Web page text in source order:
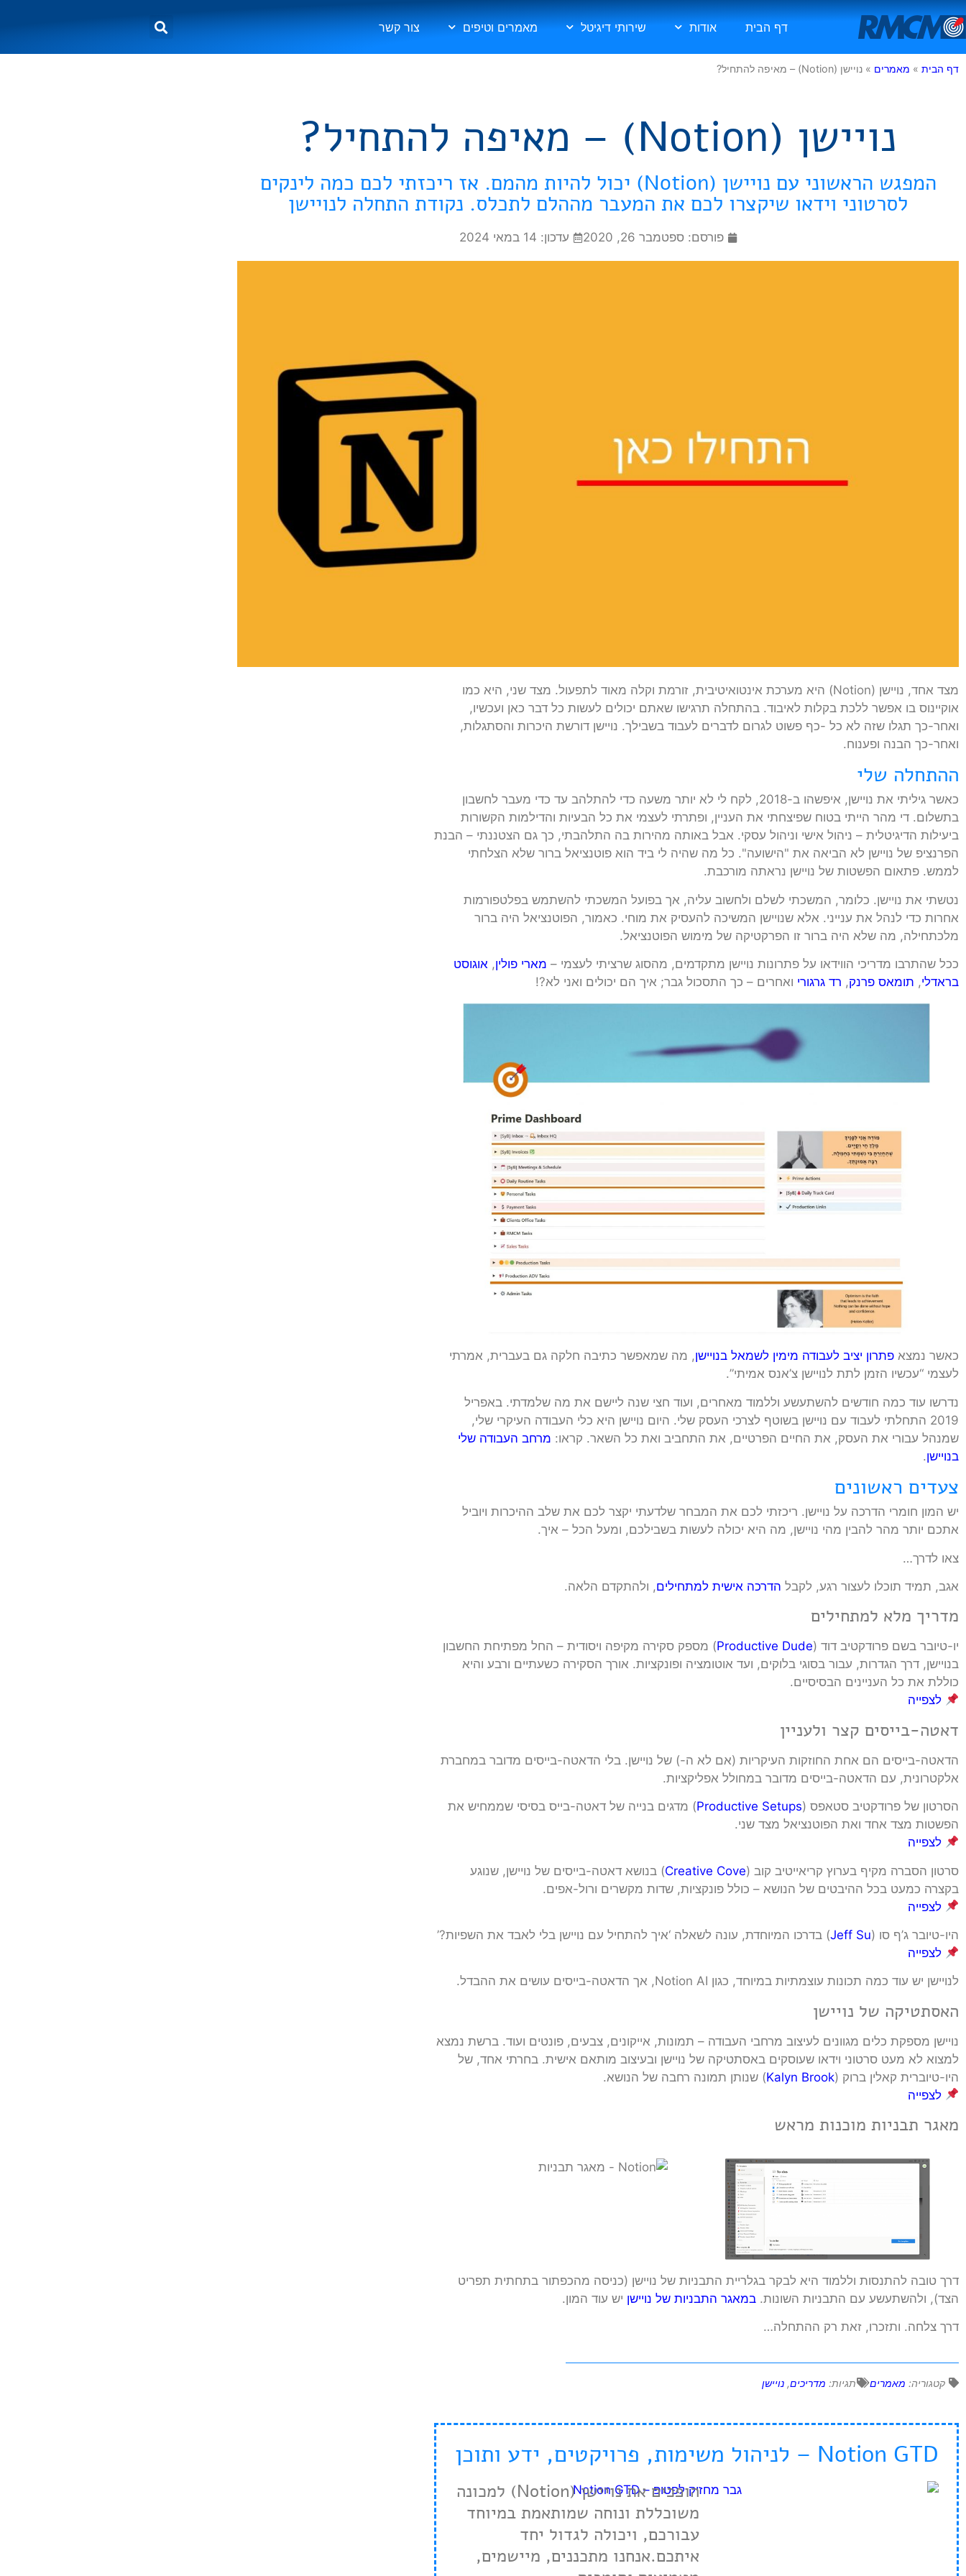
דף הבית אודות שירותי דיגיטל מאמרים וטיפים צור קשר
דף הבית » מאמרים » נויישן (Notion) – מאיפה להתחיל?
נויישן (Notion) – מאיפה להתחיל?
המפגש הראשוני עם נויישן (Notion) יכול להיות מהמם. אז ריכזתי לכם כמה לינקים
לסרטוני וידאו שיקצרו לכם את המעבר מההלם לתכלס. נקודת התחלה לנויישן
פורסם: ספטמבר 26, 2020 עדכון: 14 במאי 2024
מצד אחד, נויישן (Notion) היא מערכת אינטואיטיבית, זורמת וקלה מאוד לתפעול. מצד שני, היא כמו
אוקיינוס בו אפשר ללכת בקלות לאיבוד. בהתחלה תרגישו שאתם יכולים לעשות כל דבר כאן ועכשיו,
ואחר-כך תגלו שזה לא כל -כף פשוט לגרום לדברים לעבוד בשבילך. נויישן דורשת היכרות והסתגלות,
ואחר-כך הבנה ופענוח.
ההתחלה שלי
כאשר גיליתי את נויישן, איפשהו ב-2018, לקח לי לא יותר משעה כדי להתלהב עד כדי מעבר לחשבון
בתשלום. די מהר הייתי בטוח שפיצחתי את העניין, ופתרתי לעצמי את כל הבעיות והדילמות הקשורות
ביעילות הדיגיטלית – ניהול אישי וניהול עסקי. אבל באותה מהירות בה התלהבתי, כך גם הצטננתי – הבנת
הפרנציפ של נויישן לא הביאה את "הישועה". כל מה שהיה לי ביד הוא פוטנציאל ברור שלא הצלחתי
לממש. פתאום הפשטות של נויישן נראתה מורכבת.
נטשתי את נויישן. כלומר, המשכתי לשלם ולחשוב עליה, אך בפועל המשכתי להשתמש בפלטפורמות
אחרות כדי לנהל את ענייני. אלא שנויישן המשיכה להעסיק את מוחי. כאמור, הפוטנציאל היה ברור
מלכתחילה, מה שלא היה ברור זו הפרקטיקה של מימוש הפוטנציאל.
ככל שהתרבו מדריכי הווידאו על פתרונות נויישן מתקדמים, מהסוג שרציתי לעצמי – מארי פולין, אוגוסט
בראדלי, תומאס פרנק, רד גרגורי ואחרים – כך התסכול גבר; איך הם יכולים ואני לא?!
כאשר נמצא פתרון יציב לעבודה מימין לשמאל בנויישן, מה שמאפשר כתיבה חלקה גם בעברית, אמרתי
לעצמי “עכשיו הזמן לתת לנויישן צ’אנס אמיתי”.
נדרשו עוד כמה חודשים להשתעשע וללמוד מאחרים, ועוד חצי שנה ליישם את מה שלמדתי. באפריל
2019 התחלתי לעבוד עם נויישן בשוטף לצרכי העסק שלי. היום נויישן היא כלי העבודה העיקרי שלי,
שמנהל עבורי את העסק, את החיים הפרטיים, את התחביב ואת כל השאר. קראו: מרחב העבודה שלי
בנויישן.
צעדים ראשונים
יש המון חומרי הדרכה על נויישן. ריכזתי לכם את המבחר שלדעתי יקצר לכם את שלב ההיכרות ויוביל
אתכם יותר מהר להבין מהי נויישן, מה היא יכולה לעשות בשבילכם, ומעל הכל – איך.
צאו לדרך…
אגב, תמיד תוכלו לעצור רגע, לקבל הדרכה אישית למתחילים, ולהתקדם הלאה.
מדריך מלא למתחילים
יו-טיובר בשם פרודקטיב דוד (Productive Dude) מספק סקירה מקיפה ויסודית – החל מפתיחת החשבון
בנויישן, דרך הגדרות, עבור בסוגי בלוקים, ועד אוטומציה ופונקציות. אורך הסקירה כשעתיים ורבע והיא
כוללת את כל העניינים הבסיסיים.
לצפייה
דאטה-בייסים קצר ולעניין
הדאטה-בייסים הם אחת החוזקות העיקריות (אם לא ה-) של נויישן. בלי הדאטה-בייסים מדובר במחברת
אלקטרונית, עם הדאטה-בייסים מדובר במחולל אפליקציות.
הסרטון של פרודקטיב סטאפס (Productive Setups) מדגים בנייה של דאטה-בייס בסיסי שממחיש את
הפשטות מצד אחד ואת הפוטנציאל מצד שני.
לצפייה
סרטון הסברה מקיף בערוץ קריאייטיב קוב (Creative Cove) בנושא דאטה-בייסים של נויישן, שנוגע
בקצרה כמעט בכל ההיבטים של הנושא – כולל פונקציות, שדות מקשרים ורול-אפים.
לצפייה
היו-טיובר ג’ף סו (Jeff Su) בדרכו המיוחדת, עונה לשאלה ‘איך להתחיל עם נויישן בלי לאבד את השפיות?’
לצפייה
לנויישן יש עוד כמה תכונות עוצמתיות במיוחד, כגון Notion AI, אך הדאטה-בייסים עושים את ההבדל.
האסתטיקה של נויישן
נויישן מספקת כלים מגוונים לעיצוב מרחבי העבודה – תמונות, אייקונים, צבעים, פונטים ועוד. ברשת נמצא
למצוא לא מעט סרטוני וידאו שעוסקים באסתטיקה של נויישן ובעיצוב מותאם אישית. בחרתי אחד, של
היו-טיוברית קאלין ברוק (Kalyn Brook) שנותן תמונה רחבה של הנושא.
לצפייה
מאגר תבניות מוכנות מראש
דרך טובה להתנסות וללמוד היא לבקר בגלריית התבניות של נויישן (כניסה מהכפתור בתחתית תפריט
הצד), ולהשתעשע עם התבניות השונות. במאגר התבניות של נויישן יש עוד המון.
דרך צלחה. ותזכרו, זאת רק ההתחלה…
קטגוריה: מאמרים תגיות: מדריכים, נויישן
Notion GTD – לניהול משימות, פרויקטים, ידע ותוכן
הופכים את נויישן (Notion) למכונה
משוכללת ונוחה שמותאמת במיוחד
עבורכם, ויכולה לגדול יחד
איתכם.אנחנו מתכננים, מיישמים,